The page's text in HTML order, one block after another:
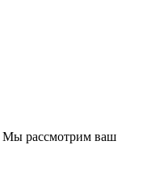
Мы рассмотрим ваш